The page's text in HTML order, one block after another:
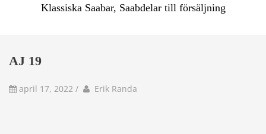
Klassiska Saabar, Saabdelar till försäljning
AJ 19
april 17, 2022 / av Författare
Erik Randa